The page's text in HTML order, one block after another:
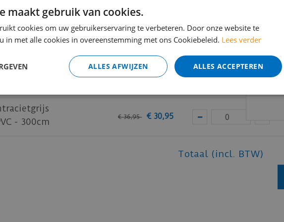
F6
F9
(goud
€ 30,95 € 95
- 300cm
€ 36,95 € 30,95
Totaal (incl. BTW)
t/m
Voor
maakt gebruik van cookies.
cookies om uw gebruikerservaring te verbeteren. Door onze website te
in met alle cookies in overeenstemming met ons Cookiebeleid. Lees verder
ALLES ACCEPTEREN
ALLES AFWIJZEN